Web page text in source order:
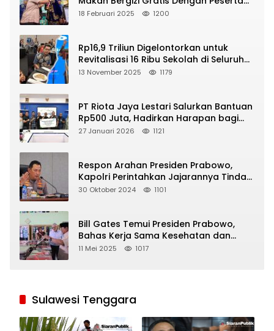
Terbanyak
18 Februari 2025 1200
Rp16,9 Triliun Digelontorkan untuk
Revitalisasi 16 Ribu Sekolah di Seluruh
Indonesia
13 November 2025 1179
PT Riota Jaya Lestari Salurkan Bantuan
Rp500 Juta, Hadirkan Harapan bagi
Korban Bencana di Sumatera
27 Januari 2026 1121
Respon Arahan Presiden Prabowo,
Kapolri Perintahkan Jajarannya Tindak
Tegas Pelaku Judi Online
30 Oktober 2024 1101
Bill Gates Temui Presiden Prabowo,
Bahas Kerja Sama Kesehatan dan
Program Makan Bergizi Gratis
11 Mei 2025 1017
Sulawesi Tenggara